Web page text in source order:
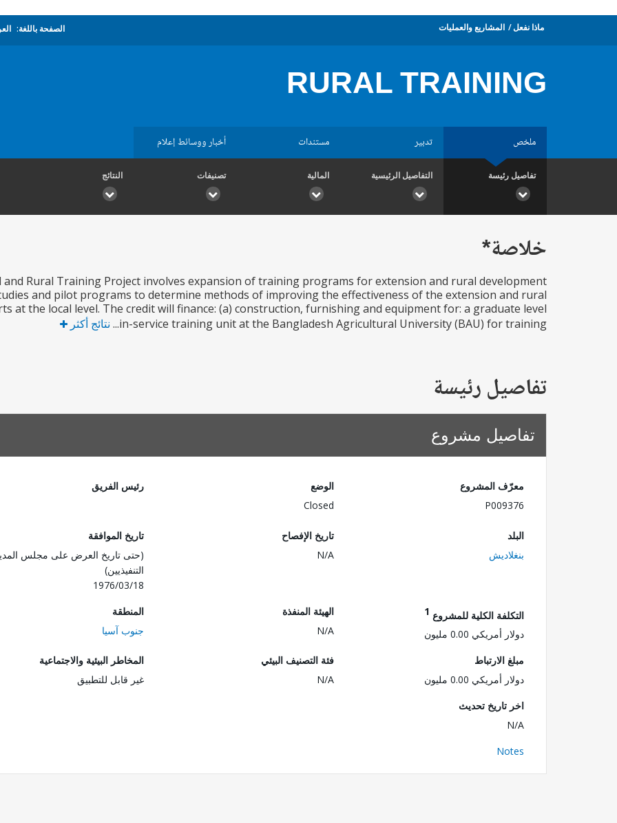
ماذا نفعل المشاريع والعمليات الصفحة باللغة:
RURAL TRAINING
ملخص تدبير مستندات أخبار ووسائط إعلام
تفاصيل رئيسة التفاصيل الرئيسية المالية تصنيفات النتائج
خلاصة*
Rural Training Project involves expansion of training programs for extension and rural development
and pilot programs to determine methods of improving the effectiveness of the extension and rural
at the local level. The credit will finance: (a) construction, furnishing and equipment for: a graduate level
in-service training unit at the Bangladesh Agricultural University (BAU) for training...
نتائج أكثر
تفاصيل رئيسة
تفاصيل مشروع
معرّف المشروع
P009376
الوضع
Closed
رئيس الفريق
البلد
بنغلاديش
تاريخ الإفصاح
N/A
تاريخ الموافقة
(حتى تاريخ العرض على مجلس
التنفيذيين)
1976/03/18
التكلفة الكلية للمشروع 1
دولار أمريكي 0.00 مليون
الهيئة المنفذة
N/A
المنطقة
جنوب آسيا
مبلغ الارتباط
دولار أمريكي 0.00 مليون
فئة التصنيف البيئي
N/A
المخاطر البيئية والاجتماعية
غير قابل للتطبيق
اخر تاريخ تحديث
N/A
Notes